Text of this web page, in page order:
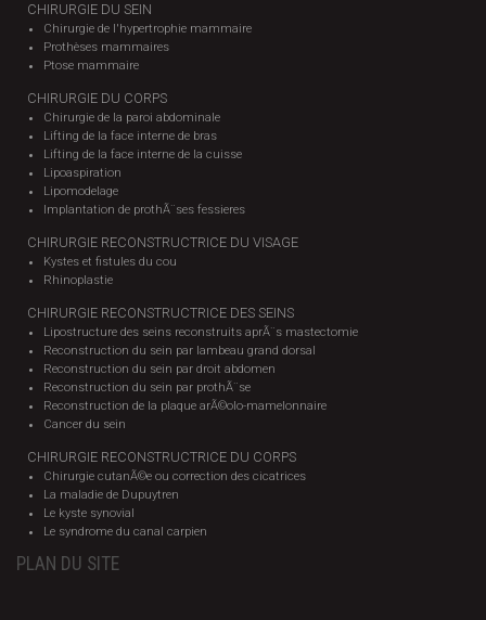
CHIRURGIE DU SEIN
Chirurgie de l'hypertrophie mammaire
Prothèses mammaires
Ptose mammaire
CHIRURGIE DU CORPS
Chirurgie de la paroi abdominale
Lifting de la face interne de bras
Lifting de la face interne de la cuisse
Lipoaspiration
Lipomodelage
Implantation de prothÃ¨ses fessieres
CHIRURGIE RECONSTRUCTRICE DU VISAGE
Kystes et fistules du cou
Rhinoplastie
CHIRURGIE RECONSTRUCTRICE DES SEINS
Lipostructure des seins reconstruits aprÃ¨s mastectomie
Reconstruction du sein par lambeau grand dorsal
Reconstruction du sein par droit abdomen
Reconstruction du sein par prothÃ¨se
Reconstruction de la plaque arÃ©olo-mamelonnaire
Cancer du sein
CHIRURGIE RECONSTRUCTRICE DU CORPS
Chirurgie cutanÃ©e ou correction des cicatrices
La maladie de Dupuytren
Le kyste synovial
Le syndrome du canal carpien
PLAN DU SITE